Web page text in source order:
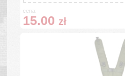
cena:
15.00 zł